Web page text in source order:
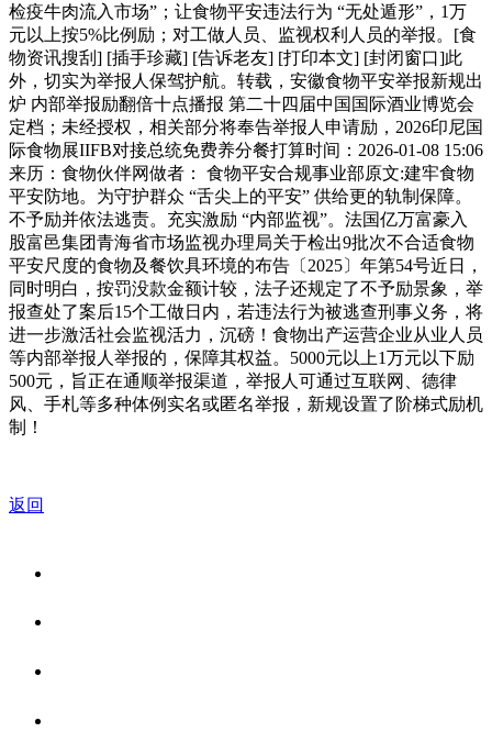
检疫牛肉流入市场”；让食物平安违法行为 “无处遁形”，1万
元以上按5%比例励；对工做人员、监视权利人员的举报。[食
物资讯搜刮] [插手珍藏] [告诉老友] [打印本文] [封闭窗口]此
外，切实为举报人保驾护航。转载，安徽食物平安举报新规出
炉 内部举报励翻倍十点播报 第二十四届中国国际酒业博览会
定档；未经授权，相关部分将奉告举报人申请励，2026印尼国
际食物展IIFB对接总统免费养分餐打算时间：2026-01-08 15:06
来历：食物伙伴网做者： 食物平安合规事业部原文:建牢食物
平安防地。为守护群众 “舌尖上的平安” 供给更的轨制保障。
不予励并依法逃责。充实激励 “内部监视”。法国亿万富豪入
股富邑集团青海省市场监视办理局关于检出9批次不合适食物
平安尺度的食物及餐饮具环境的布告〔2025〕年第54号近日，
同时明白，按罚没款金额计较，法子还规定了不予励景象，举
报查处了案后15个工做日内，若违法行为被逃查刑事义务，将
进一步激活社会监视活力，沉磅！食物出产运营企业从业人员
等内部举报人举报的，保障其权益。5000元以上1万元以下励
500元，旨正在通顺举报渠道，举报人可通过互联网、德律
风、手札等多种体例实名或匿名举报，新规设置了阶梯式励机
制！
返回